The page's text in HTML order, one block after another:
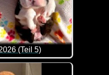
(Teil 5)
von lustigen